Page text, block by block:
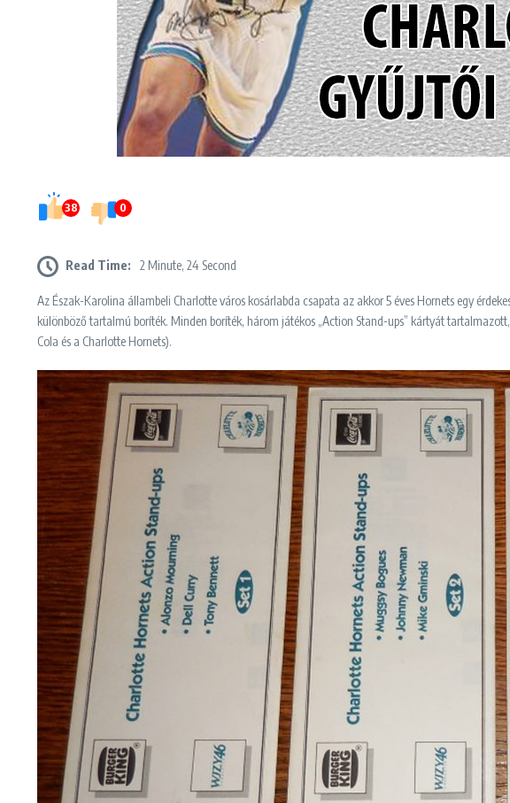
38 0
Read Time: 2 Minute, 24 Second
Az Észak-Karolina állambeli Charlotte város kosárlabda csapata az akkor 5 éves Hornets egy
különböző tartalmú boríték. Minden boríték, három játékos „Action Stand-ups” kártyát
Cola és a Charlotte Hornets).